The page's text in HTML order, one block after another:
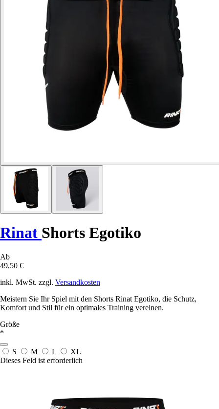
Rinat Shorts Egotiko
Ab
49,50 €
inkl. MwSt. zzgl. Versandkosten
Meistern Sie Ihr Spiel mit den Shorts Rinat Egotiko, die Schutz,
Komfort und Stil für ein optimales Training vereinen.
Größe
*
S M L
XL
Dieses Feld ist erforderlich